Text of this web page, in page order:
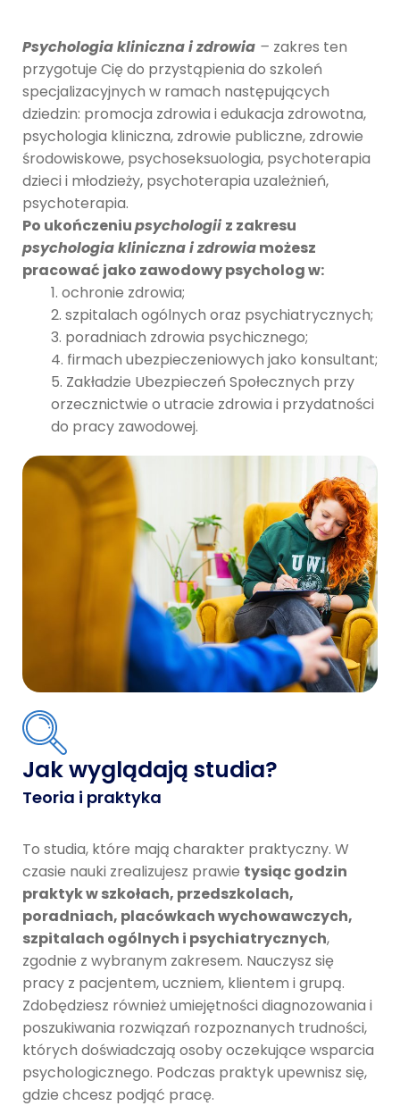
Psychologia kliniczna i zdrowia – zakres ten
przygotuje Cię do przystąpienia do szkoleń
specjalizacyjnych w ramach następujących
dziedzin: promocja zdrowia i edukacja zdrowotna,
psychologia kliniczna, zdrowie publiczne, zdrowie
środowiskowe, psychoseksuologia, psychoterapia
dzieci i młodzieży, psychoterapia uzależnień,
psychoterapia.
Po ukończeniupsychologii z zakresu
psychologia kliniczna i zdrowiamożesz
pracować jako zawodowy psycholog w:
ochronie zdrowia;
szpitalach ogólnych oraz psychiatrycznych;
poradniach zdrowia psychicznego;
firmach ubezpieczeniowych jako konsultant;
Zakładzie Ubezpieczeń Społecznych przy
orzecznictwie o utracie zdrowia i przydatności
do pracy zawodowej.
Jak wyglądają studia?
Teoria i praktyka
To studia, które mają charakter praktyczny. W
czasie nauki zrealizujesz prawie tysiąc godzin
praktyk w szkołach, przedszkolach,
poradniach, placówkach wychowawczych,
szpitalach ogólnych i psychiatrycznych,
zgodnie z wybranym zakresem. Nauczysz się
pracy z pacjentem, uczniem, klientem i grupą.
Zdobędziesz również umiejętności diagnozowania i
poszukiwania rozwiązań rozpoznanych trudności,
których doświadczają osoby oczekujące wsparcia
psychologicznego. Podczas praktyk upewnisz się,
gdzie chcesz podjąć pracę.